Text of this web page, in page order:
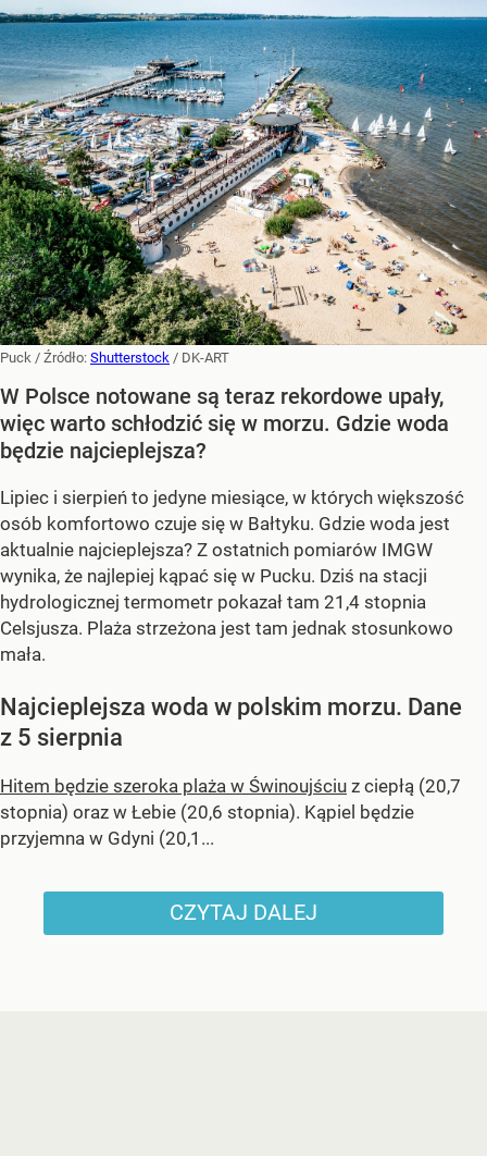
Puck / Źródło: Shutterstock / DK-ART
W Polsce notowane są teraz rekordowe upały,
więc warto schłodzić się w morzu. Gdzie woda
będzie najcieplejsza?
Lipiec i sierpień to jedyne miesiące, w których większość
osób komfortowo czuje się w Bałtyku. Gdzie woda jest
aktualnie najcieplejsza? Z ostatnich pomiarów IMGW
wynika, że najlepiej kąpać się w Pucku. Dziś na stacji
hydrologicznej termometr pokazał tam 21,4 stopnia
Celsjusza. Plaża strzeżona jest tam jednak stosunkowo
mała.
Najcieplejsza woda w polskim morzu. Dane
z 5 sierpnia
Hitem będzie szeroka plaża w Świnoujściu z ciepłą (20,7
stopnia) oraz w Łebie (20,6 stopnia). Kąpiel będzie
przyjemna w Gdyni (20,1...
CZYTAJ DALEJ